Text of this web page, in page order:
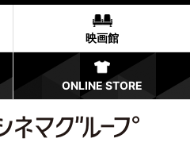
映画館
ONLINE STORE